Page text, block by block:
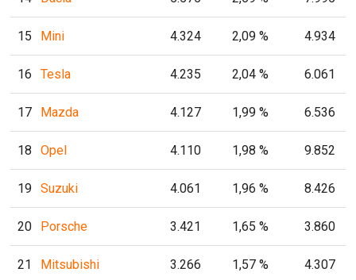
15 Mini 4.324 2,09 % 4.934
16 Tesla 4.235 2,04 % 6.061
17 Mazda 4.127 1,99 % 6.536
18 Opel 4.110 1,98 % 9.852
19 Suzuki 4.061 1,96 % 8.426
20 Porsche 3.421 1,65 % 3.860
21 Mitsubishi 3.266 1,57 % 4.307